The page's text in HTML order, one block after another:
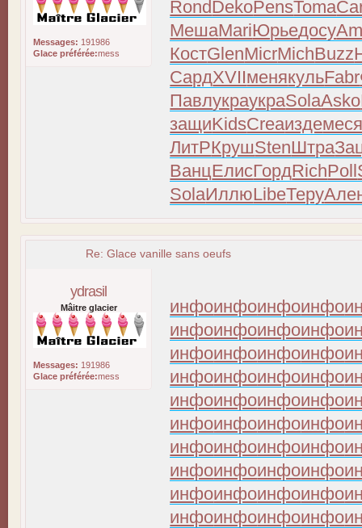
Messages: 191986
Glace préférée:mess
RondDekoPensToma
МешаMariЮрьедосу
КостGlenMicrMichBuzz
СардXVIIменякульFabr
ПавлукраукраSolaAsko
защиKidsCreaизде
ЛитРКрушStenШтра
ВанцЕлисГордRichPoll
SolaИллюLibeТеру
Re: Glace vanille sans oeufs
ydrasil
Mâitre glacier
Messages: 191986
Glace préférée:mess
инфоинфоинфоинфо
инфоинфоинфоинфо
инфоинфоинфоинфо
инфоинфоинфоинфо
инфоинфоинфоинфо
инфоинфоинфоинфо
инфоинфоинфоинфо
инфоинфоинфоинфо
инфоинфоинфоинфо
инфоинфоинфоинфо